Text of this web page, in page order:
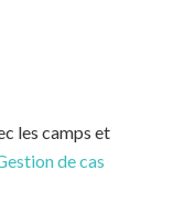
les camps et
de cas